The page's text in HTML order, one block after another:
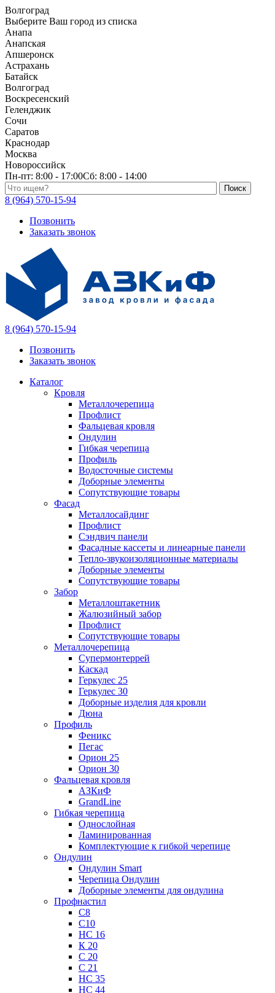
Волгоград
Выберите Ваш город из списка
Анапа
Анапская
Апшеронск
Астрахань
Батайск
Волгоград
Воскресенский
Геленджик
Сочи
Саратов
Краснодар
Москва
Новороссийск
Пн-пт: 8:00 - 17:00Сб: 8:00 - 14:00
Поиск по каталогу
8 (964) 570-15-94
Позвонить
Заказать звонок
8 (964) 570-15-94
Позвонить
Заказать звонок
Каталог
Кровля
Металлочерепица
Профлист
Фальцевая кровля
Ондулин
Гибкая черепица
Профиль
Водосточные системы
Доборные элементы
Сопутствующие товары
Фасад
Металлосайдинг
Профлист
Сэндвич панели
Фасадные кассеты и линеарные панели
Тепло-звукоизоляционные материалы
Доборные элементы
Сопутствующие товары
Забор
Металлоштакетник
Жалюзийный забор
Профлист
Сопутствующие товары
Металлочерепица
Супермонтеррей
Каскад
Геркулес 25
Геркулес 30
Доборные изделия для кровли
Дюна
Профиль
Феникс
Пегас
Орион 25
Орион 30
Фальцевая кровля
АЗКиФ
GrandLine
Гибкая черепица
Однослойная
Ламинированная
Комплектующие к гибкой черепице
Ондулин
Ондулин Smart
Черепица Ондулин
Доборные элементы для ондулина
Профнастил
С8
С10
НС 16
К 20
С 20
С 21
НС 35
НС 44